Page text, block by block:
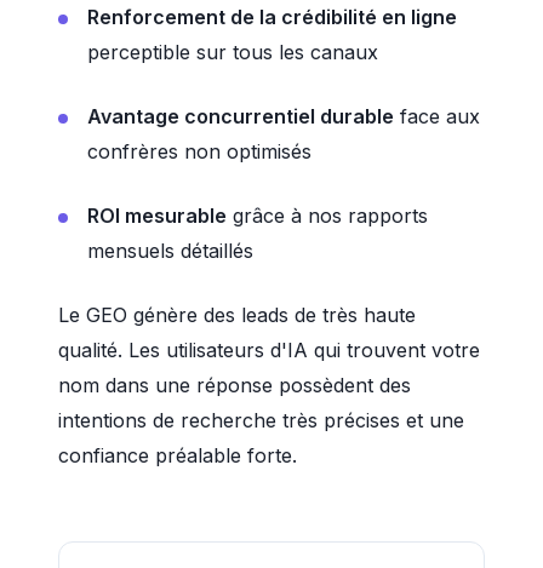
Renforcement de la crédibilité en ligne
perceptible sur tous les canaux
Avantage concurrentiel durable face aux
confrères non optimisés
ROI mesurable grâce à nos rapports
mensuels détaillés
Le GEO génère des leads de très haute
qualité. Les utilisateurs d'IA qui trouvent votre
nom dans une réponse possèdent des
intentions de recherche très précises et une
confiance préalable forte.